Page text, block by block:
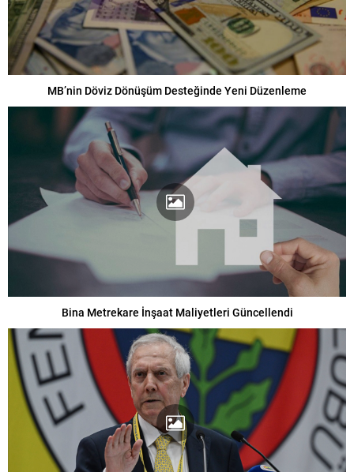
MB’nin Döviz Dönüşüm Desteğinde Yeni Düzenleme
Bina Metrekare İnşaat Maliyetleri Güncellendi